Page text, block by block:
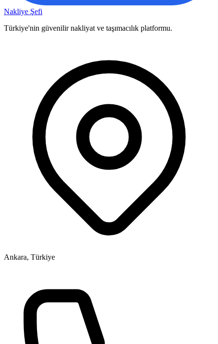
Nakliye Şefi
Türkiye'nin güvenilir nakliyat ve taşımacılık platformu.
Ankara, Türkiye